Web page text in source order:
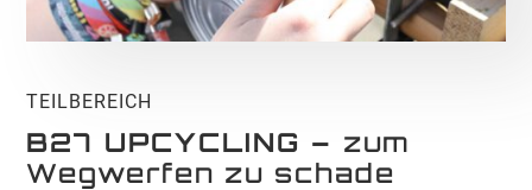
TEILBEREICH
B27 UPCYCLING – zum
Wegwerfen zu schade